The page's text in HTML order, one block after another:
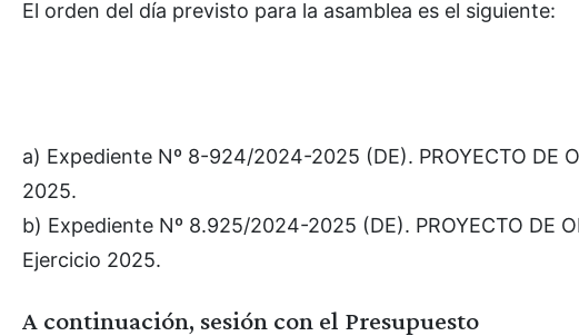
El orden del día previsto para la asamblea es el siguiente:
a) Expediente Nº 8-924/2024-2025 (DE). PROYECTO DE
2025.
b) Expediente Nº 8.925/2024-2025 (DE). PROYECTO DE
Ejercicio 2025.
A continuación, sesión con el Presupuesto